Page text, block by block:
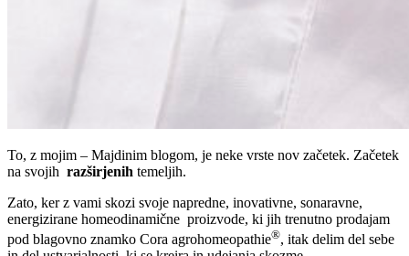
To, z mojim – Majdinim blogom, je neke vrste nov začetek. Začetek
na svojih razširjenih temeljih.
Zato, ker z vami skozi svoje napredne, inovativne, sonaravne,
energizirane homeodinamične proizvode, ki jih trenutno prodajam
pod blagovno znamko Cora agrohomeopathie®, itak delim del sebe